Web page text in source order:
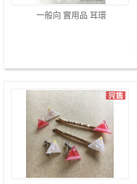
一般向 實用品 耳環